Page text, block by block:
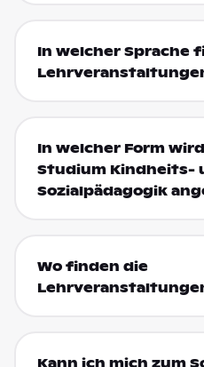
In welcher Sprache
In welcher Form
Studium Kindheits-
Sozialpädagogik
Wo finden die
Kann ich mich zum